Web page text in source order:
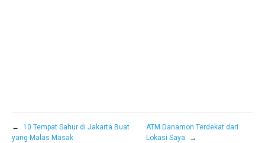
←
10 Tempat Sahur di Jakarta Buat
yang Malas Masak
ATM Danamon Terdekat dari
Lokasi Saya
→